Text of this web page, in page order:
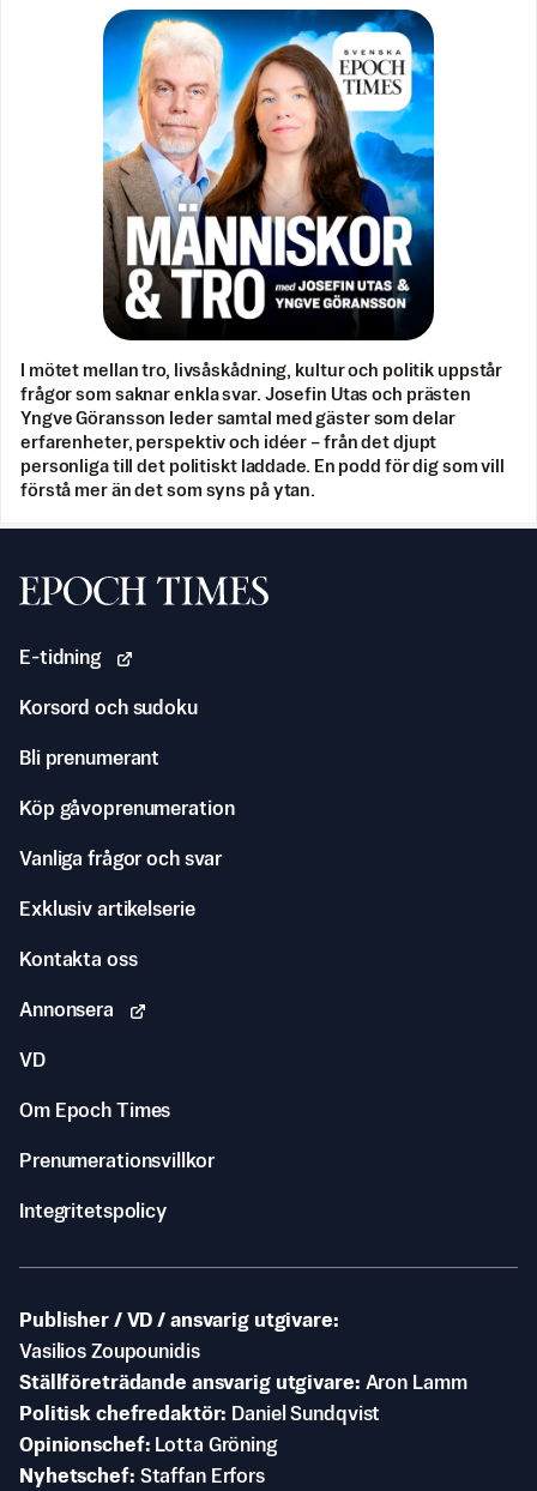
I mötet mellan tro, livsåskådning, kultur och politik uppstår
frågor som saknar enkla svar. Josefin Utas och prästen
Yngve Göransson leder samtal med gäster som delar
erfarenheter, perspektiv och idéer – från det djupt
personliga till det politiskt laddade. En podd för dig som vill
förstå mer än det som syns på ytan.
Svenska Epoch Times
E-tidning
Korsord och sudoku
Bli prenumerant
Köp gåvoprenumeration
Vanliga frågor och svar
Exklusiv artikelserie
Kontakta oss
Annonsera
VD
Om Epoch Times
Prenumerationsvillkor
Integritetspolicy
Publisher / VD / ansvarig utgivare
Vasilios Zoupounidis
Ställföreträdande ansvarig utgivare Aron Lamm
Politisk chefredaktör
Daniel Sundqvist
Opinionschef
Lotta Gröning
Nyhetschef Staffan Erfors